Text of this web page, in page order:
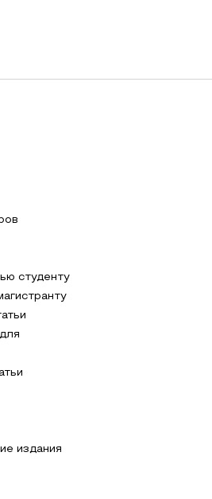
студенту
издания